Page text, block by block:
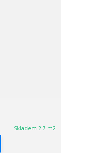
Skladem 2.7 m2